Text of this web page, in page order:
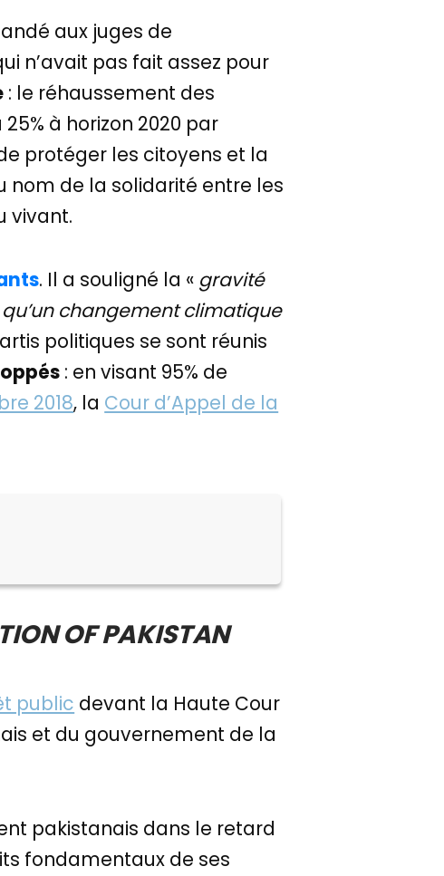
aux juges de
n’avait pas fait assez pour
: le réhaussement des
à horizon 2020 par
protéger les citoyens et la
de la solidarité entre les
vivant.
. Il a souligné la « gravité
changement climatique
politiques se sont réunis
: en visant 95% de
2018, la Cour d’Appel de la
OF PAKISTAN
public devant la Haute Cour
et du gouvernement de la
pakistanais dans le retard
fondamentaux de ses